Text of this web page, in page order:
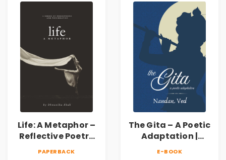
Dhwanika Shah
Life: A Metaphor –
Reflective Poetry
on Healing,
PAPERBACK
The Gita – A Poetic
Adaptation |
Nandan Ved |
E-BOOK